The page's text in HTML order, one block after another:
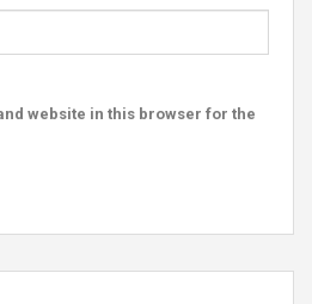
website in this browser for the